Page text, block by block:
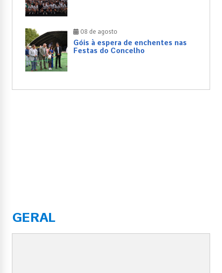
08 de agosto
Góis à espera de enchentes nas
Festas do Concelho
GERAL